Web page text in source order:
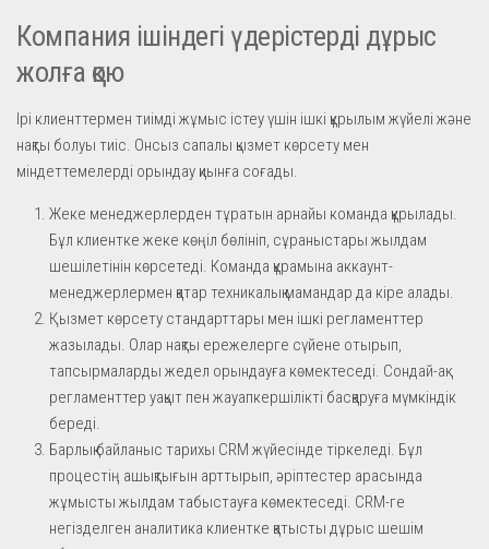
Компания ішіндегі үдерістерді дұрыс
жолға қою
Ірі клиенттермен тиімді жұмыс істеу үшін ішкі құрылым жүйелі және
нақты болуы тиіс. Онсыз сапалы қызмет көрсету мен
міндеттемелерді орындау қиынға соғады.
Жеке менеджерлерден тұратын арнайы команда құрылады.
Бұл клиентке жеке көңіл бөлініп, сұраныстары жылдам
шешілетінін көрсетеді. Команда құрамына аккаунт-
менеджерлермен қатар техникалық мамандар да кіре алады.
Қызмет көрсету стандарттары мен ішкі регламенттер
жазылады. Олар нақты ережелерге сүйене отырып,
тапсырмаларды жедел орындауға көмектеседі. Сондай-ақ
регламенттер уақыт пен жауапкершілікті басқаруға мүмкіндік
береді.
Барлық байланыс тарихы CRM жүйесінде тіркеледі. Бұл
процестің ашықтығын арттырып, әріптестер арасында
жұмысты жылдам табыстауға көмектеседі. CRM-ге
негізделген аналитика клиентке қатысты дұрыс шешім